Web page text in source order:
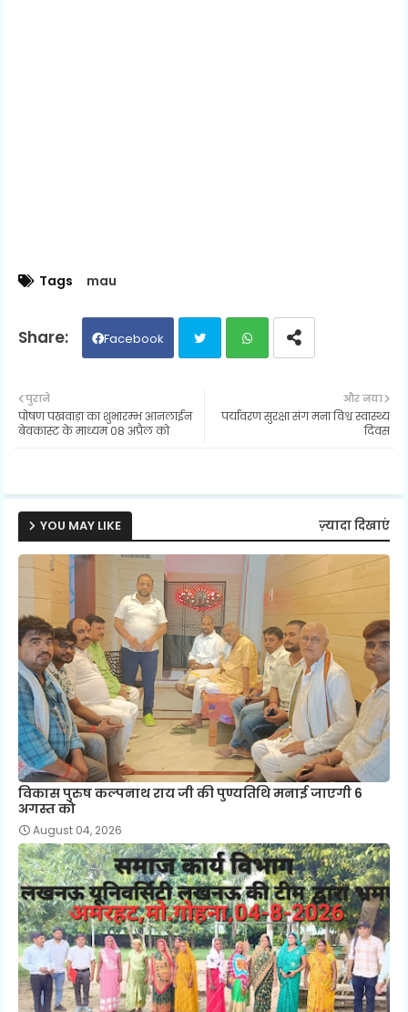
Tags mau
Facebook
ats
p
और नया
पर्यावरण सुरक्षा संग मना विश्व स्वास्थ्य
दिवस
पुराने
पोषण पखवाड़ा का शुभारम्भ आनलाईन
बेवकास्ट के माध्यम 08 अप्रैल को
YOU MAY LIKE ज़्यादा दिखाएं
विकास पुरुष कल्पनाथ राय जी की पुण्यतिथि मनाई जाएगी 6
अगस्त को
August 04, 2026